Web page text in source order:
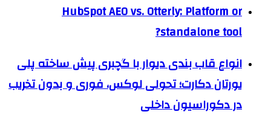
HubSpot AEO vs. Otterly: Platform or
standalone tool?
انواع قاب بندی دیوار با گچبری پیش ساخته پلی
یورتان دکارت؛ تحولی لوکس، فوری و بدون تخریب
در دکوراسیون داخلی